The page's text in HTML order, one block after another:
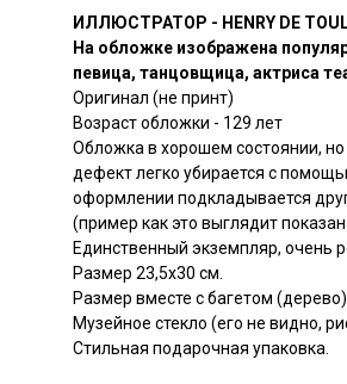
ИЛЛЮСТРАТОР - HENRY DE
На обложке изображена
певица, танцовщица, актриса
Оригинал (не принт)
Возраст обложки - 129 лет
Обложка в хорошем состоянии, но
дефект легко убирается с
оформлении подкладывается
(пример как это выглядит
Единственный экземпляр, очень
Размер 23,5х30 см.
Размер вместе с багетом
Музейное стекло (его не видно,
Стильная подарочная упаковка.